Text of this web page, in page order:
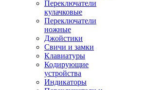
Переключатели
кулачковые
Переключатели
ножные
Джойстики
Свичи и замки
Клавиатуры
Кодирующие
устройства
Индикаторы